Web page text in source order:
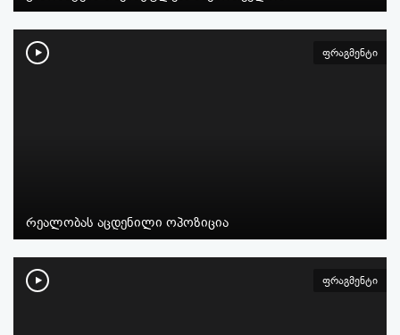
ფრაგმენტი
რეალობას აცდენილი ოპოზიცია
ფრაგმენტი